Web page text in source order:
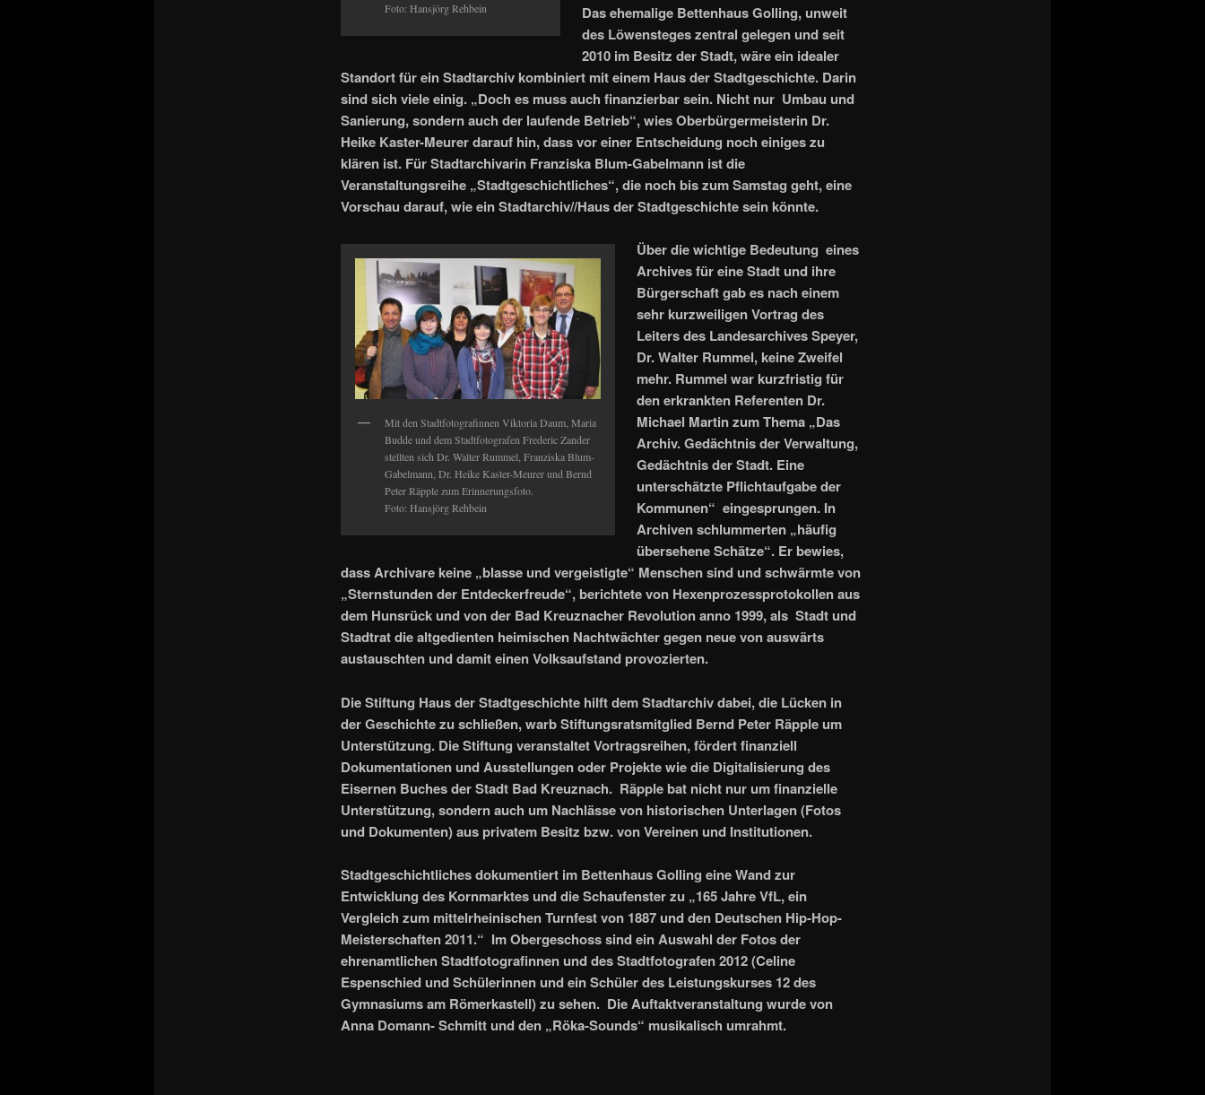
Foto: Hansjörg Rehbein
Das ehemalige Bettenhaus Golling, unweit
des Löwensteges zentral gelegen und seit
2010 im Besitz der Stadt, wäre ein idealer
Standort für ein Stadtarchiv kombiniert mit einem Haus der Stadtgeschichte. Darin
sind sich viele einig. „Doch es muss auch finanzierbar sein. Nicht nur Umbau und
Sanierung, sondern auch der laufende Betrieb“, wies Oberbürgermeisterin Dr.
Heike Kaster-Meurer darauf hin, dass vor einer Entscheidung noch einiges zu
klären ist. Für Stadtarchivarin Franziska Blum-Gabelmann ist die
Veranstaltungsreihe „Stadtgeschichtliches“, die noch bis zum Samstag geht, eine
Vorschau darauf, wie ein Stadtarchiv//Haus der Stadtgeschichte sein könnte.
Mit den Stadtfotografinnen Viktoria Daum, Maria
Budde und dem Stadtfotografen Frederic Zander
stellten sich Dr. Walter Rummel, Franziska Blum-
Gabelmann, Dr. Heike Kaster-Meurer und Bernd
Peter Räpple zum Erinnerungsfoto.
Foto: Hansjörg Rehbein
Über die wichtige Bedeutung eines
Archives für eine Stadt und ihre
Bürgerschaft gab es nach einem
sehr kurzweiligen Vortrag des
Leiters des Landesarchives Speyer,
Dr. Walter Rummel, keine Zweifel
mehr. Rummel war kurzfristig für
den erkrankten Referenten Dr.
Michael Martin zum Thema „Das
Archiv. Gedächtnis der Verwaltung,
Gedächtnis der Stadt. Eine
unterschätzte Pflichtaufgabe der
Kommunen“ eingesprungen. In
Archiven schlummerten „häufig
übersehene Schätze“. Er bewies,
dass Archivare keine „blasse und vergeistigte“ Menschen sind und schwärmte von
„Sternstunden der Entdeckerfreude“, berichtete von Hexenprozessprotokollen aus
dem Hunsrück und von der Bad Kreuznacher Revolution anno 1999, als Stadt und
Stadtrat die altgedienten heimischen Nachtwächter gegen neue von auswärts
austauschten und damit einen Volksaufstand provozierten.
Die Stiftung Haus der Stadtgeschichte hilft dem Stadtarchiv dabei, die Lücken in
der Geschichte zu schließen, warb Stiftungsratsmitglied Bernd Peter Räpple um
Unterstützung. Die Stiftung veranstaltet Vortragsreihen, fördert finanziell
Dokumentationen und Ausstellungen oder Projekte wie die Digitalisierung des
Eisernen Buches der Stadt Bad Kreuznach. Räpple bat nicht nur um finanzielle
Unterstützung, sondern auch um Nachlässe von historischen Unterlagen (Fotos
und Dokumenten) aus privatem Besitz bzw. von Vereinen und Institutionen.
Stadtgeschichtliches dokumentiert im Bettenhaus Golling eine Wand zur
Entwicklung des Kornmarktes und die Schaufenster zu „165 Jahre VfL, ein
Vergleich zum mittelrheinischen Turnfest von 1887 und den Deutschen Hip-Hop-
Meisterschaften 2011.“ Im Obergeschoss sind ein Auswahl der Fotos der
ehrenamtlichen Stadtfotografinnen und des Stadtfotografen 2012 (Celine
Espenschied und Schülerinnen und ein Schüler des Leistungskurses 12 des
Gymnasiums am Römerkastell) zu sehen. Die Auftaktveranstaltung wurde von
Anna Domann- Schmitt und den „Röka-Sounds“ musikalisch umrahmt.